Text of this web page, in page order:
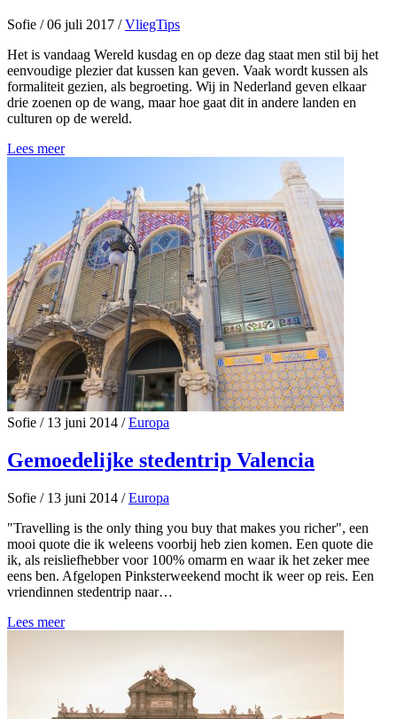
Sofie /06 juli 2017 / VliegTips
Het is vandaag Wereld kusdag en op deze dag staat men stil bij het
eenvoudige plezier dat kussen kan geven. Vaak wordt kussen als
formaliteit gezien, als begroeting. Wij in Nederland geven elkaar
drie zoenen op de wang, maar hoe gaat dit in andere landen en
culturen op de wereld.
Lees meer
Sofie /13 juni 2014 / Europa
Gemoedelijke stedentrip Valencia
Sofie /13 juni 2014 / Europa
"Travelling is the only thing you buy that makes you richer", een
mooi quote die ik weleens voorbij heb zien komen. Een quote die
ik, als reisliefhebber voor 100% omarm en waar ik het zeker mee
eens ben. Afgelopen Pinksterweekend mocht ik weer op reis. Een
vriendinnen stedentrip naar…
Lees meer